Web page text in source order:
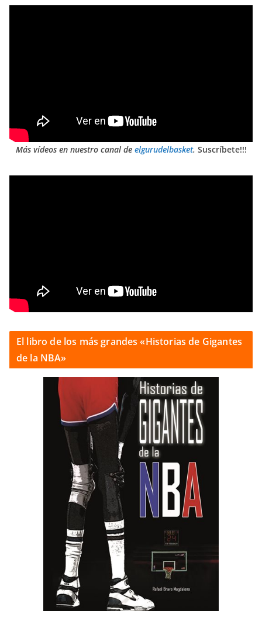
Más vídeos en nuestro canal de elgurudelbasket. Suscríbete!!!
El libro de los más grandes «Historias de Gigantes
de la NBA»